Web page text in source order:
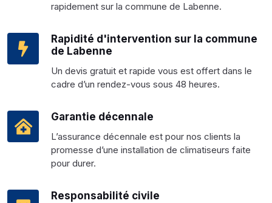
rapidement sur la commune de Labenne.
Rapidité d'intervention sur la commune
de Labenne
Un devis gratuit et rapide vous est offert dans le
cadre d’un rendez-vous sous 48 heures.
Garantie décennale
L’assurance décennale est pour nos clients la
promesse d’une installation de climatiseurs faite
pour durer.
Responsabilité civile